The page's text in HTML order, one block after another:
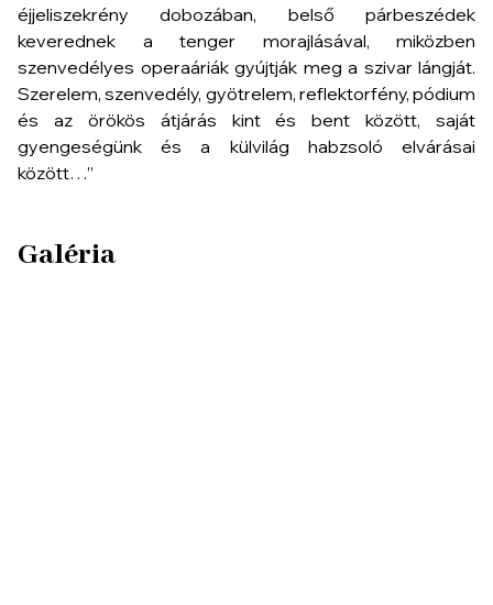
éjjeliszekrény dobozában, belső párbeszédek
keverednek a tenger morajlásával, miközben
szenvedélyes operaáriák gyújtják meg a szivar lángját.
Szerelem, szenvedély, gyötrelem, reflektorfény, pódium
és az örökös átjárás kint és bent között, saját
gyengeségünk és a külvilág habzsoló elvárásai
között…”
Galéria